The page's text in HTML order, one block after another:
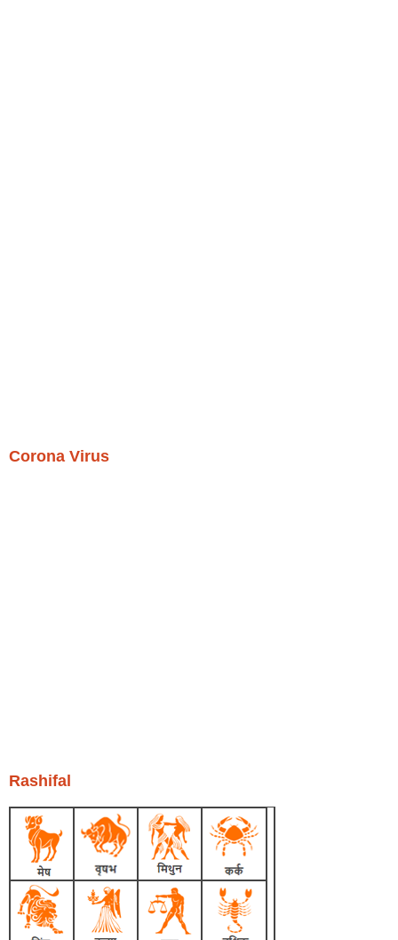
Corona Virus
Rashifal